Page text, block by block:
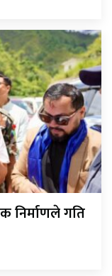
निर्माणले गति